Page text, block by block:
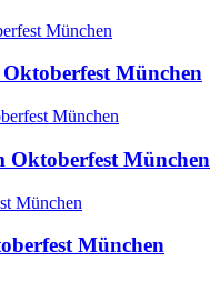
München
Oktoberfest München
München